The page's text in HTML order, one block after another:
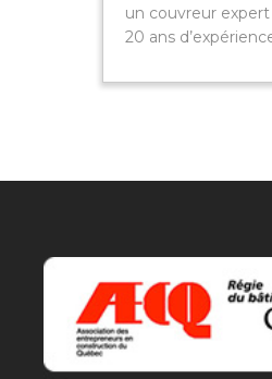
un couvreur
20 ans